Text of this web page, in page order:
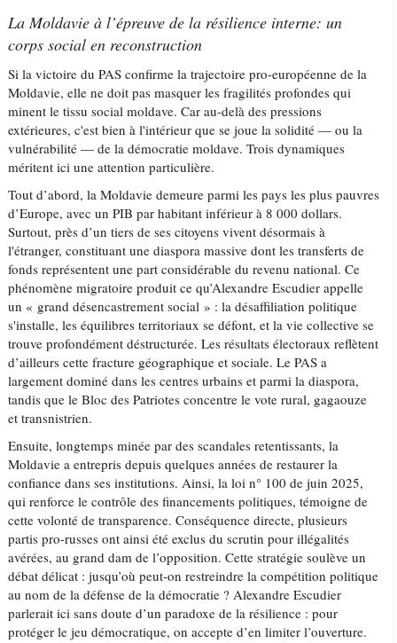
La Moldavie à l’épreuve de la résilience interne: un
corps social en reconstruction
Si la victoire du PAS confirme la trajectoire pro-européenne de la
Moldavie, elle ne doit pas masquer les fragilités profondes qui
minent le tissu social moldave. Car au-delà des pressions
extérieures, c'est bien à l'intérieur que se joue la solidité — ou la
vulnérabilité — de la démocratie moldave. Trois dynamiques
méritent ici une attention particulière.
Tout d’abord, la Moldavie demeure parmi les pays les plus pauvres
d’Europe, avec un PIB par habitant inférieur à 8 000 dollars.
Surtout, près d’un tiers de ses citoyens vivent désormais à
l'étranger, constituant une diaspora massive dont les transferts de
fonds représentent une part considérable du revenu national. Ce
phénomène migratoire produit ce qu’Alexandre Escudier appelle
un « grand désencastrement social » : la désaffiliation politique
s'installe, les équilibres territoriaux se défont, et la vie collective se
trouve profondément déstructurée. Les résultats électoraux reflètent
d’ailleurs cette fracture géographique et sociale. Le PAS a
largement dominé dans les centres urbains et parmi la diaspora,
tandis que le Bloc des Patriotes concentre le vote rural, gagaouze
et transnistrien.
Ensuite, longtemps minée par des scandales retentissants, la
Moldavie a entrepris depuis quelques années de restaurer la
confiance dans ses institutions. Ainsi, la loi n° 100 de juin 2025,
qui renforce le contrôle des financements politiques, témoigne de
cette volonté de transparence. Conséquence directe, plusieurs
partis pro-russes ont ainsi été exclus du scrutin pour illégalités
avérées, au grand dam de l’opposition. Cette stratégie soulève un
débat délicat : jusqu’où peut-on restreindre la compétition politique
au nom de la défense de la démocratie ? Alexandre Escudier
parlerait ici sans doute d’un paradoxe de la résilience : pour
protéger le jeu démocratique, on accepte d’en limiter l’ouverture.